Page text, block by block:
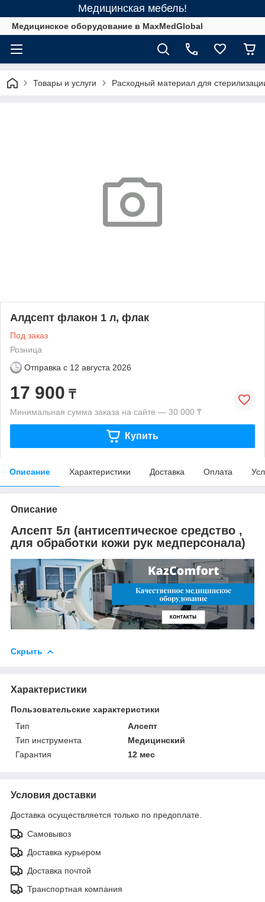
Медицинская мебель!
Медицинское оборудование в MaxMedGlobal
Товары и услуги Расходный материал для
Алдсепт флакон 1 л, флак
Под заказ
Розница
Отправка с 12 августа 2026
17 900 ₸
Минимальная сумма заказа на сайте — 30 000 ₸
Купить
Описание Характеристики Доставка Оплата
Описание
Алсепт 5л (антисептическое средство ,
для обработки кожи рук медперсонала)
Скрыть
Характеристики
Пользовательские характеристики
Тип
Алсепт
Тип инструмента
Медицинский
Гарантия
12 мес
Условия доставки
Доставка осуществляется только по предоплате.
Самовывоз
Доставка курьером
Доставка почтой
Транспортная компания